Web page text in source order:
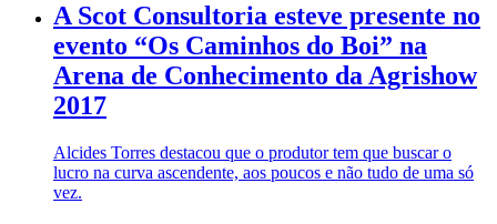
A Scot Consultoria esteve presente no
evento “Os Caminhos do Boi” na
Arena de Conhecimento da Agrishow
2017
Alcides Torres destacou que o produtor tem que buscar o
lucro na curva ascendente, aos poucos e não tudo de uma só
vez.